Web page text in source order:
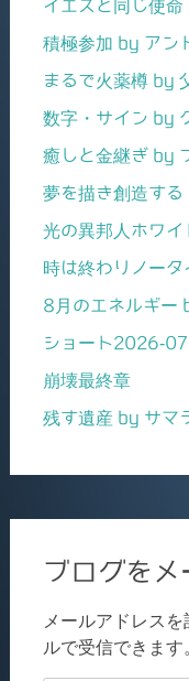
イエスと同じ使
積極参加 by アン
まるで火薬樽 by
数字・サイン by
癒しと金継ぎ by
夢を描き創造す
光の異邦人ホワ
時は終わりノー
8月のエネルギー
ショート2026-07
崩壊最終章
残す遺産 by サマ
ブログをメ
メールアドレス
ルで受信できます